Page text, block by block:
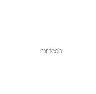
mr. tech